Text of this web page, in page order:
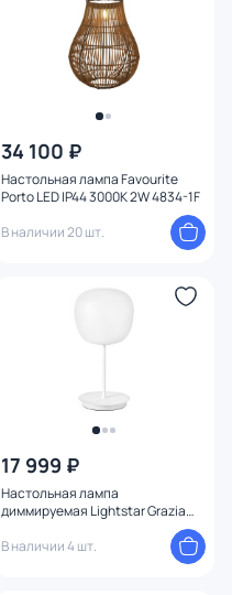
34 100 ₽
Настольная лампа Favourite
Porto LED IP44 3000К 2W 4834-1F
В наличии 20 шт.
17 999 ₽
Настольная лампа
диммируемая Lightstar Grazia
1x12W(led) E27 белый 608916
В наличии 4 шт.